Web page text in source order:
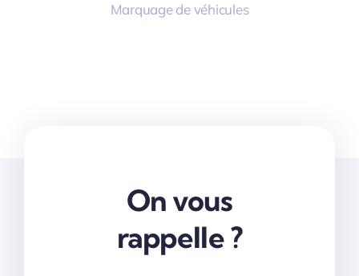
Marquage de véhicules
On vous
rappelle ?